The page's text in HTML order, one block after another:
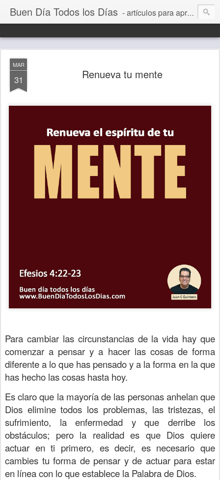
Buen Día Todos los Días - artículos para aprender a vivir mejor, un día a la vez. Por Juan C Quintero
MAR
31 Renueva tu mente
Para cambiar las circunstancias de la vida hay que
comenzar a pensar y a hacer las cosas de forma
diferente a lo que has pensado y a la forma en la que
has hecho las cosas hasta hoy.
Es claro que la mayoría de las personas anhelan que
Dios elimine todos los problemas, las tristezas, el
sufrimiento, la enfermedad y que derribe los
obstáculos; pero la realidad es que Dios quiere
actuar en ti primero, es decir, es necesario que
cambies tu forma de pensar y de actuar para estar
en línea con lo que establece la Palabra de Dios.